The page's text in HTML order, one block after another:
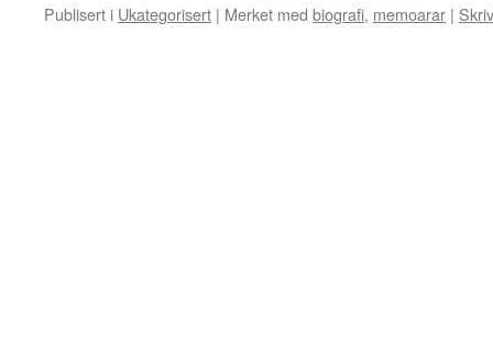
Publisert i Ukategorisert | Merket med biografi, memoarar |